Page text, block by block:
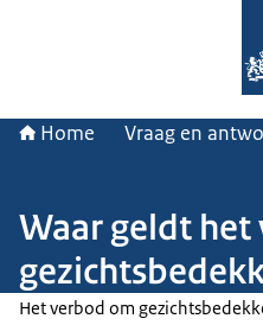
Home Vraag en
Waar geldt
Het verbod om